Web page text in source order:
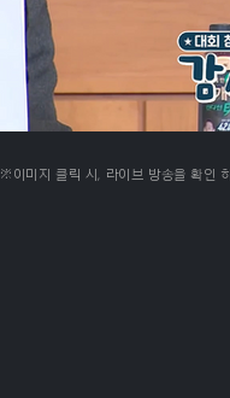
​※이미지 클릭 시, 라이브 방송을 확인